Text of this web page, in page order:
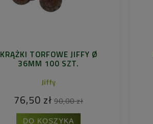
KRĄŻKI TORFOWE JIFFY Ø
36MM 100 SZT.
Jiffy
76,50 zł 90,00 zł
DO KOSZYKA